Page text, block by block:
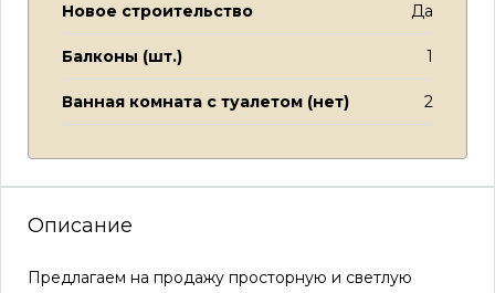
Новое строительство Да
Балконы (шт.) 1
Ванная комната с туалетом (нет) 2
Описание
Предлагаем на продажу просторную и светлую